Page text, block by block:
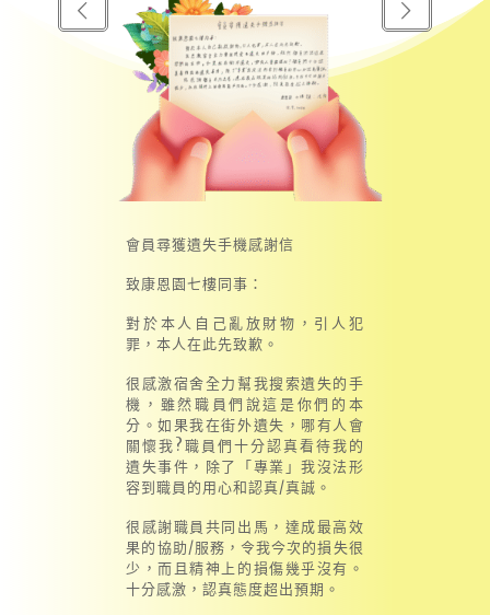
會員尋獲遺失手機感謝信
致康恩園七樓同事：
對於本人自己亂放財物，引人犯
罪，本人在此先致歉。
很感激宿舍全力幫我搜索遺失的手
機，雖然職員們說這是你們的本
分。如果我在街外遺失，哪有人會
關懷我?職員們十分認真看待我的
遺失事件，除了「專業」我沒法形
容到職員的用心和認真/真誠。
很感謝職員共同出馬，達成最高效
果的協助/服務，令我今次的損失很
少，而且精神上的損傷幾乎沒有。
十分感激，認真態度超出預期。